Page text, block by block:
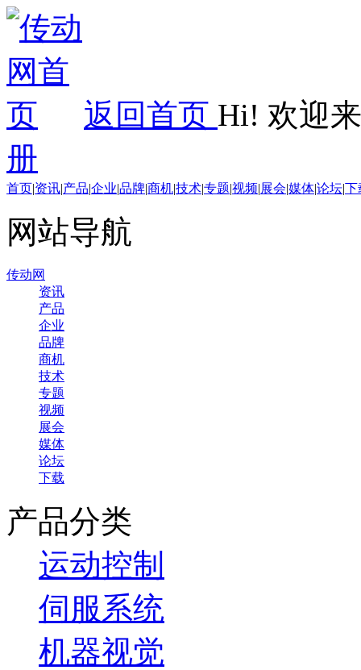
返回首页 Hi! 欢迎
册
首页|资讯|产品|企业|品牌|商机|技术|专题|视频|展会|媒体|论坛|下
网站导航
传动网
资讯
产品
企业
品牌
商机
技术
专题
视频
展会
媒体
论坛
下载
产品分类
运动控制
伺服系统
机器视觉